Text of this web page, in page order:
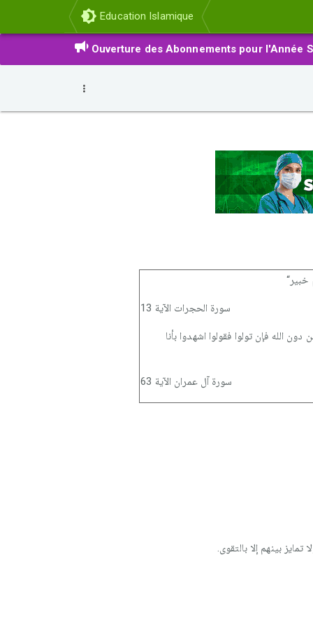
Education Islamique
Ouverture des Abonnements pour l'Année
خبير“
سورة الحجرات الآية 13
الله فإن تولوا فقولوا اشهدوا بأنا
سورة آل عمران الآية 63
بينهم إلا بالتقوى.